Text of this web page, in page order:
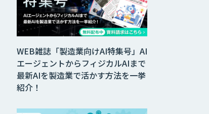
WEB雑誌「製造業向けAI特集号」AI
エージェントからフィジカルAIまで
最新AIを製造業で活かす方法を一挙
紹介！